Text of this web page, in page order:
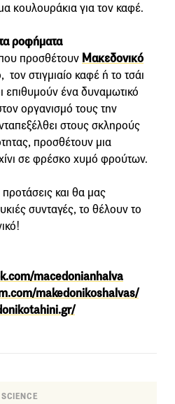
κουλουράκια για τον καφέ.
ροφήματα
που προσθέτουν Μακεδονικό
στιγμιαίο καφέ ή το τσάι
επιθυμούν ένα δυναμωτικό
οργανισμό τους την
στους σκληρούς
προσθέτουν μια
σε φρέσκο χυμό φρούτων.
και θα μας
συνταγές, το θέλουν το
macedonianhalva
makedonikoshalvas/